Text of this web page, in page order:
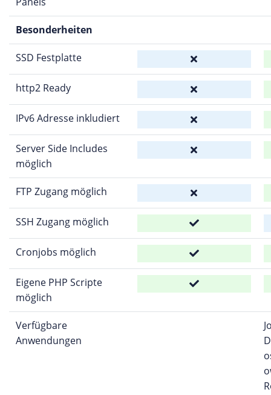
Besonderheiten
SSD Festplatte
http2 Ready
IPv6 Adresse inkludiert
Server Side Includes
möglich
FTP Zugang möglich
SSH Zugang möglich
Cronjobs möglich
Eigene PHP Scripte
möglich
Verfügbare
Anwendungen